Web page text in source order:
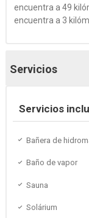
encuentra a 49
encuentra a 3
Servicios
Servicios
Bañera de
Baño de vapor
Sauna
Solárium